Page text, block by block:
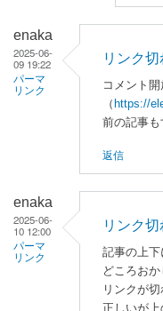
へ
enaka
2025-06-
09 19:22
パーマ
リンク
リンク切
コメント
（ https://
前の記事も
返信
enaka
2025-06-
10 12:00
パーマ
リンク
リンク切
記事の上
どころお
リンクが
正しいが上